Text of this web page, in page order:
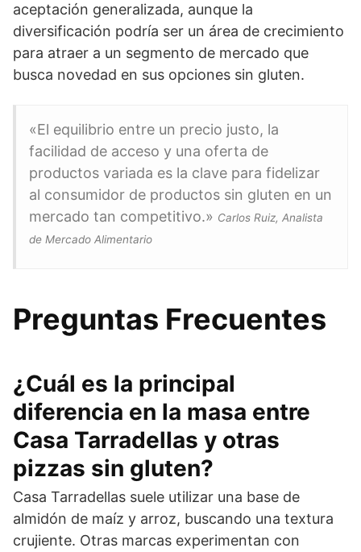
aceptación generalizada, aunque la
diversificación podría ser un área de crecimiento
para atraer a un segmento de mercado que
busca novedad en sus opciones sin gluten.
«El equilibrio entre un precio justo, la
facilidad de acceso y una oferta de
productos variada es la clave para fidelizar
al consumidor de productos sin gluten en un
mercado tan competitivo.» Carlos Ruiz, Analista
de Mercado Alimentario
Preguntas Frecuentes
¿Cuál es la principal
diferencia en la masa entre
Casa Tarradellas y otras
pizzas sin gluten?
Casa Tarradellas suele utilizar una base de
almidón de maíz y arroz, buscando una textura
crujiente. Otras marcas experimentan con